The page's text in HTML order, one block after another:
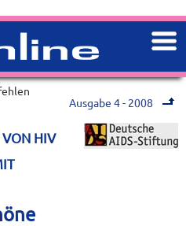
Ausgabe 4 - 2008
VON HIV